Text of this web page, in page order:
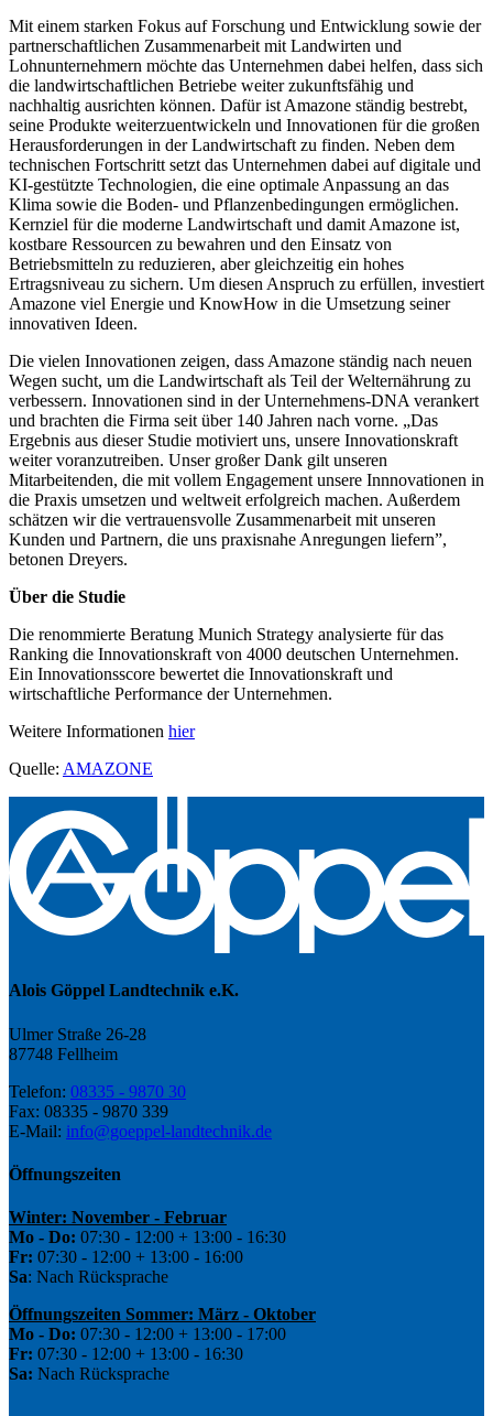
Mit einem starken Fokus auf Forschung und Entwicklung sowie der
partnerschaftlichen Zusammenarbeit mit Landwirten und
Lohnunternehmern möchte das Unternehmen dabei helfen, dass sich
die landwirtschaftlichen Betriebe weiter zukunftsfähig und
nachhaltig ausrichten können. Dafür ist Amazone ständig bestrebt,
seine Produkte weiterzuentwickeln und Innovationen für die großen
Herausforderungen in der Landwirtschaft zu finden. Neben dem
technischen Fortschritt setzt das Unternehmen dabei auf digitale und
KI-gestützte Technologien, die eine optimale Anpassung an das
Klima sowie die Boden- und Pflanzenbedingungen ermöglichen.
Kernziel für die moderne Landwirtschaft und damit Amazone ist,
kostbare Ressourcen zu bewahren und den Einsatz von
Betriebsmitteln zu reduzieren, aber gleichzeitig ein hohes
Ertragsniveau zu sichern. Um diesen Anspruch zu erfüllen, investiert
Amazone viel Energie und KnowHow in die Umsetzung seiner
innovativen Ideen.
Die vielen Innovationen zeigen, dass Amazone ständig nach neuen
Wegen sucht, um die Landwirtschaft als Teil der Welternährung zu
verbessern. Innovationen sind in der Unternehmens-DNA verankert
und brachten die Firma seit über 140 Jahren nach vorne. „Das
Ergebnis aus dieser Studie motiviert uns, unsere Innovationskraft
weiter voranzutreiben. Unser großer Dank gilt unseren
Mitarbeitenden, die mit vollem Engagement unsere Innnovationen in
die Praxis umsetzen und weltweit erfolgreich machen. Außerdem
schätzen wir die vertrauensvolle Zusammenarbeit mit unseren
Kunden und Partnern, die uns praxisnahe Anregungen liefern”,
betonen Dreyers.
Über die Studie
Die renommierte Beratung Munich Strategy analysierte für das
Ranking die Innovationskraft von 4000 deutschen Unternehmen.
Ein Innovationsscore bewertet die Innovationskraft und
wirtschaftliche Performance der Unternehmen.
Weitere Informationen hier
Quelle: AMAZONE
Alois Göppel Landtechnik e.K.
Ulmer Straße 26-28
87748 Fellheim
Telefon: 08335 - 9870 30
Fax: 08335 - 9870 339
E-Mail: info@goeppel-landtechnik.de
Öffnungszeiten
Winter: November - Februar
Mo - Do: 07:30 - 12:00 + 13:00 - 16:30
Fr: 07:30 - 12:00 + 13:00 - 16:00
Sa: Nach Rücksprache
Öffnungszeiten Sommer: März - Oktober
Mo - Do: 07:30 - 12:00 + 13:00 - 17:00
Fr: 07:30 - 12:00 + 13:00 - 16:30
Sa: Nach Rücksprache